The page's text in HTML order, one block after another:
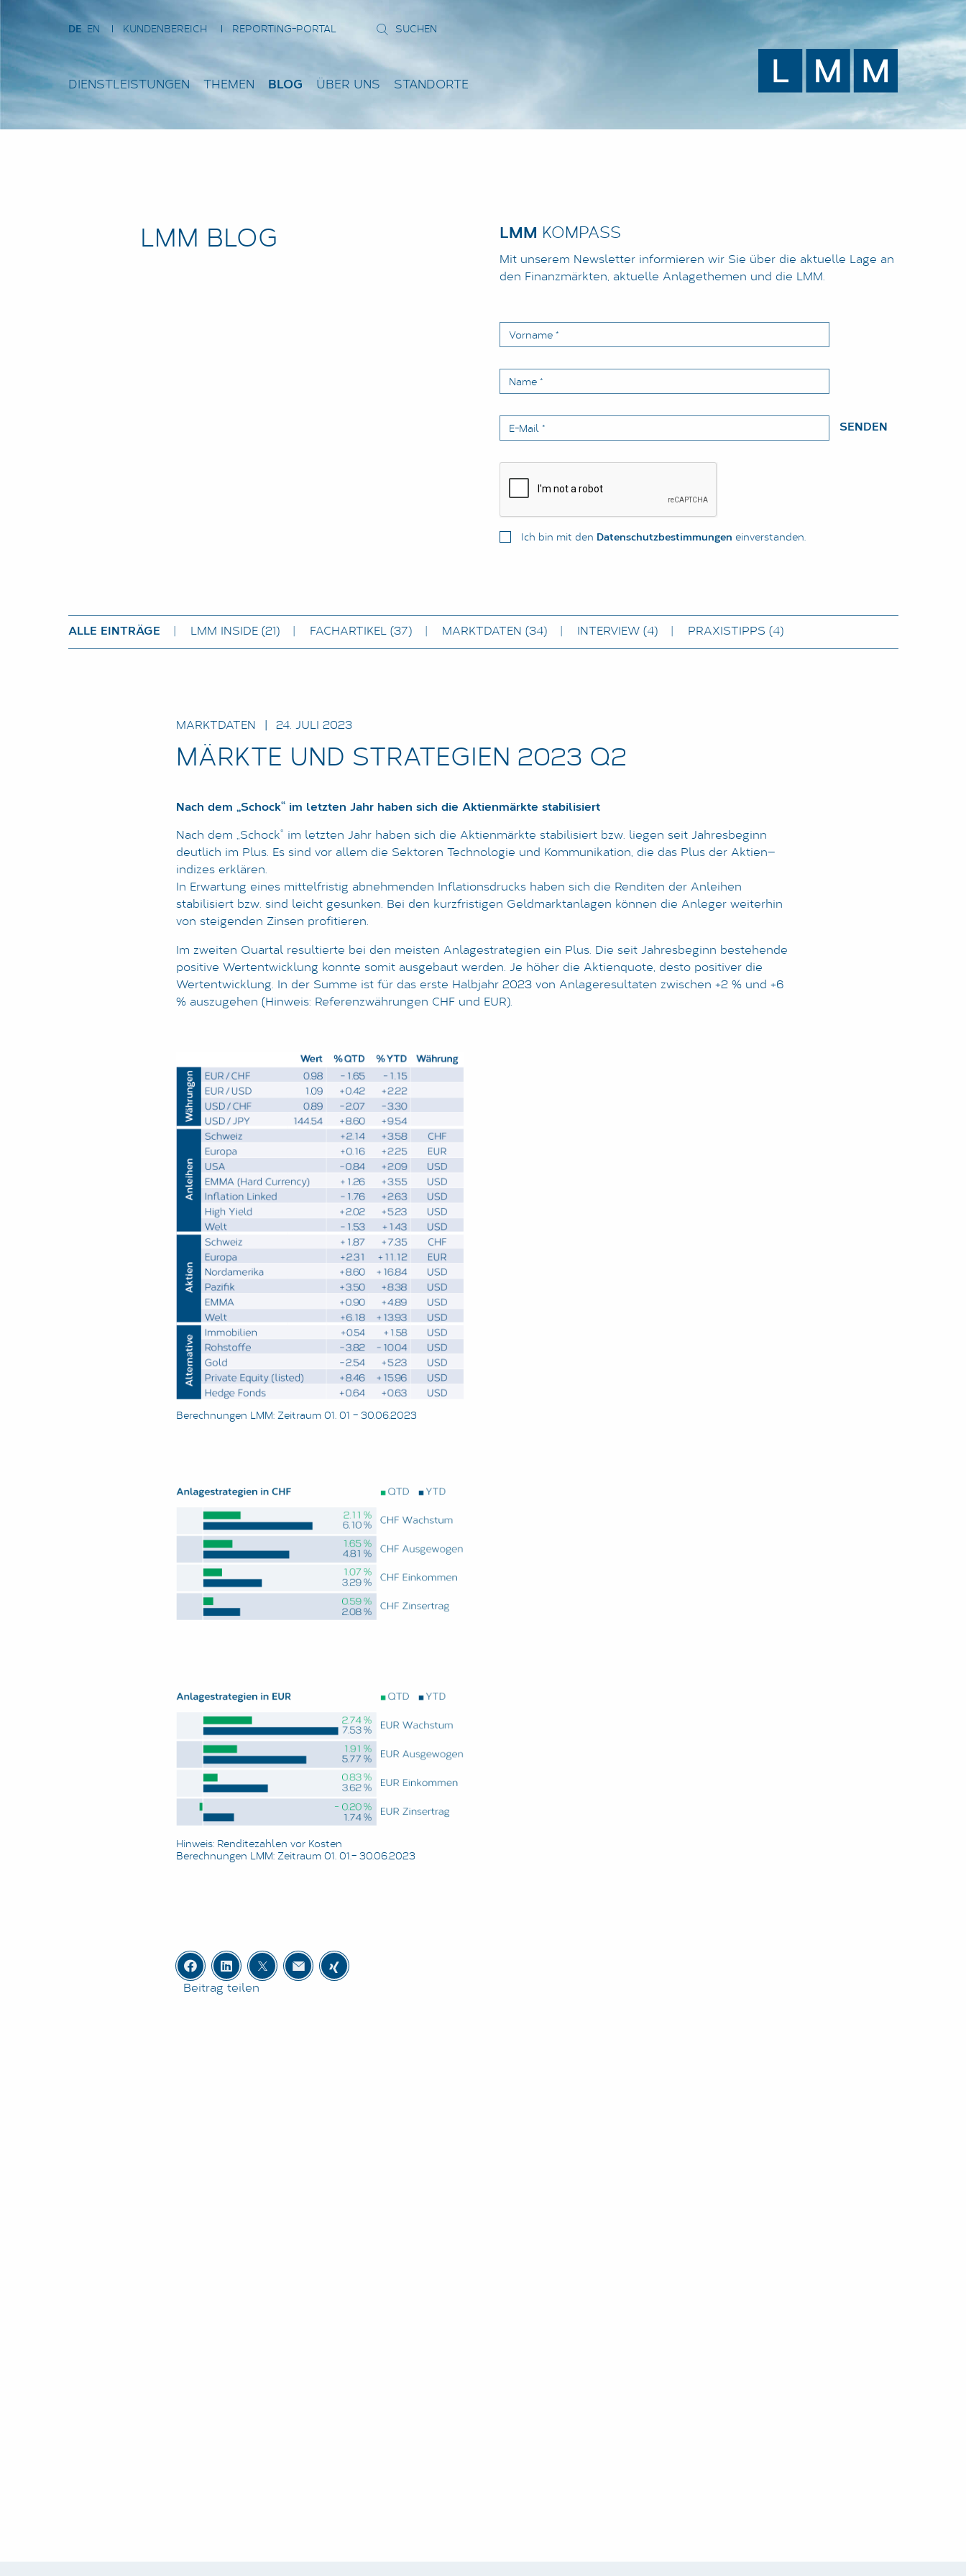
DE EN KUNDENBEREICH REPORTING-PORTAL
DIENSTLEISTUNGEN THEMEN BLOG ÜBER UNS STANDORTE
LMM BLOG LMM KOMPASS
Mit unserem Newsletter informieren wir Sie über die aktuelle Lage an
den Finanzmärkten, aktuelle Anlagethemen und die LMM.
Vorname *
Name *
E-Mail *
Ich bin mit den Datenschutzbestimmungen einverstanden.
SENDEN
ALLE EINTRÄGE LMM INSIDE (21) FACHARTIKEL (37) MARKTDATEN (34) INTERVIEW (4) PRAXISTIPPS (4)
MARKTDATEN 24. JULI 2023
MÄRKTE UND STRATEGIEN 2023 Q2
Nach dem „Schock“ im letzten Jahr haben sich die Aktienmärkte stabilisiert
Nach dem „Schock“ im letzten Jahr haben sich die Aktienmärkte stabilisiert bzw. liegen seit Jahresbeginn
deutlich im Plus. Es sind vor allem die Sektoren Technologie und Kommunikation, die das Plus der Aktien—
indizes erklären.
In Erwartung eines mittelfristig abnehmenden Inflationsdrucks haben sich die Renditen der Anleihen
stabilisiert bzw. sind leicht gesunken. Bei den kurzfristigen Geldmarktanlagen können die Anleger weiterhin
von steigenden Zinsen profitieren.
Im zweiten Quartal resultierte bei den meisten Anlagestrategien ein Plus. Die seit Jahresbeginn bestehende
positive Wertentwicklung konnte somit ausgebaut werden. Je höher die Aktienquote, desto positiver die
Wertentwicklung. In der Summe ist für das erste Halbjahr 2023 von Anlageresultaten zwischen +2 % und +6
% auszugehen (Hinweis: Referenzwährungen CHF und EUR).
Berechnungen LMM: Zeitraum 01. 01 – 30.06.2023
Hinweis: Renditezahlen vor Kosten
Berechnungen LMM: Zeitraum 01. 01.– 30.06.2023